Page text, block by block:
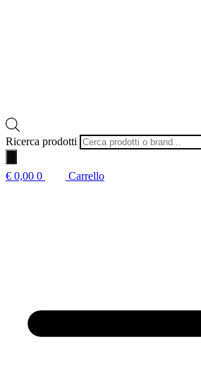
Ricerca prodotti
€ 0,00 0 Carrello